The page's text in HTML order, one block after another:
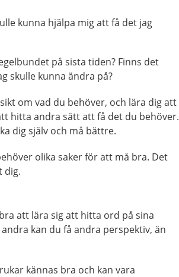
kunna hjälpa mig att få det jag
på sista tiden? Finns det
skulle kunna ändra på?
om vad du behöver, och lära dig att
hitta andra sätt att få det du behöver.
dig själv och må bättre.
olika saker för att må bra. Det
dig.
att lära sig att hitta ord på sina
kan du få andra perspektiv, än
kännas bra och kan vara